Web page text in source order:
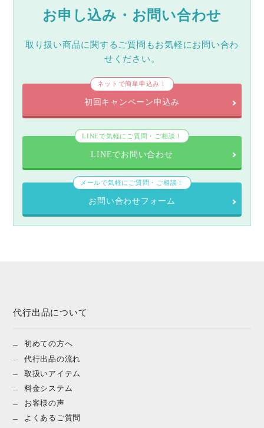
お申し込み・お問い合わせ
取り扱い商品に関するご質問もお気軽にお問い合わ
せください。
ネットで簡単申込み！
初回キャンペーン申込み
LINEで気軽にご質問・ご相談！
LINEでお問い合わせ
メールで気軽にご質問・ご相談！
お問い合わせフォーム
代行出品について
初めての方へ
代行出品の流れ
取扱いアイテム
料金システム
お客様の声
よくあるご質問